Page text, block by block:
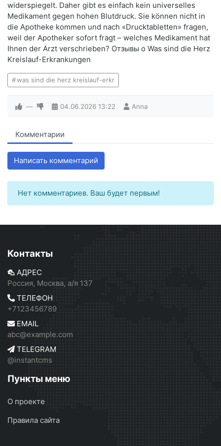
widerspiegelt. Daher gibt es einfach kein universelles
Medikament gegen hohen Blutdruck. Sie können nicht in
die Apotheke kommen und nach «Drucktabletten» fragen,
weil der Apotheker sofort fragt – welches Medikament hat
Ihnen der Arzt verschrieben? Отзывы о Was sind die Herz
Kreislauf-Erkrankungen
was sind die herz kreislauf-erkr
— 04.06.2026 13:22 Anna
Комментарии
Написать комментарий
Нет комментариев. Ваш будет первым!
Контакты
АДРЕС
Россия, Москва, а/я 137
ТЕЛЕФОН
+7123456789
EMAIL
abc@example.com
TELEGRAM
@instantcms
Пункты меню
О проекте
Правила сайта